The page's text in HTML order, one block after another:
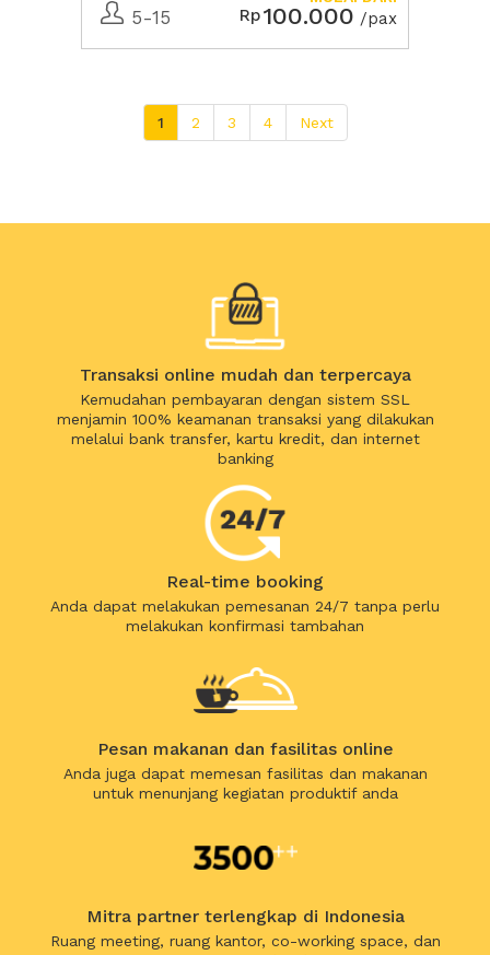
5-15 Rp100.000 /pax
1 2 3 4 Next
Transaksi online mudah dan terpercaya
Kemudahan pembayaran dengan sistem SSL
menjamin 100% keamanan transaksi yang dilakukan
melalui bank transfer, kartu kredit, dan internet
banking
Real-time booking
Anda dapat melakukan pemesanan 24/7 tanpa perlu
melakukan konfirmasi tambahan
Pesan makanan dan fasilitas online
Anda juga dapat memesan fasilitas dan makanan
untuk menunjang kegiatan produktif anda
Mitra partner terlengkap di Indonesia
Ruang meeting, ruang kantor, co-working space, dan